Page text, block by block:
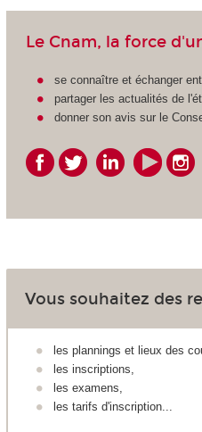
Le Cnam, la force
se connaître et échanger
partager les actualités de
donner son avis sur le
Vous souhaitez des
les plannings et lieux des
les inscriptions,
les examens,
les tarifs d'inscription...